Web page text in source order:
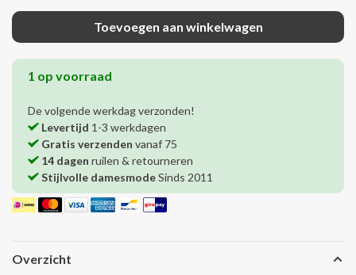
Toevoegen aan winkelwagen
1 op voorraad
De volgende werkdag verzonden!
Levertijd 1-3 werkdagen
Gratis verzenden vanaf 75
14 dagen ruilen & retourneren
Stijlvolle damesmodeSinds 2011
Overzicht